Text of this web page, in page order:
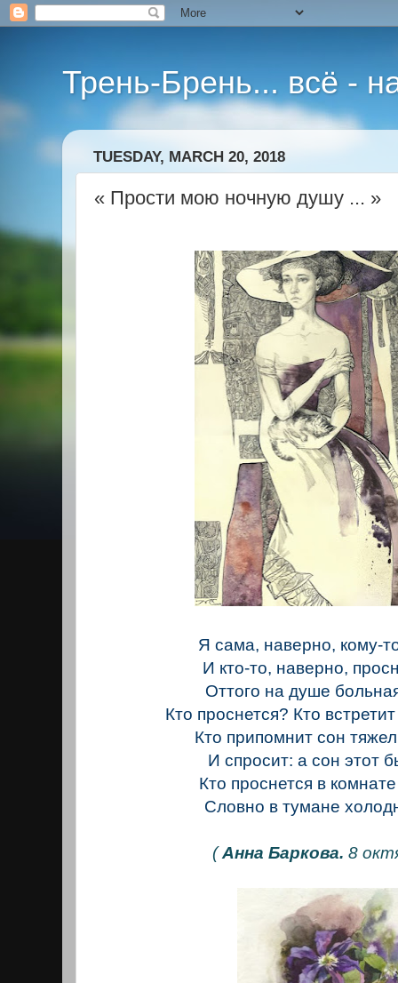
Трень-Брень... всё -
TUESDAY, MARCH 20, 2018
« Прости мою ночную душу ... »
Я сама, наверно, кому-
И кто-то, наверно,
Оттого на душе
Кто проснется? Кто
Кто припомнит сон
И спросит: а сон этот
Кто проснется в
Словно в тумане
(Анна Баркова. 8